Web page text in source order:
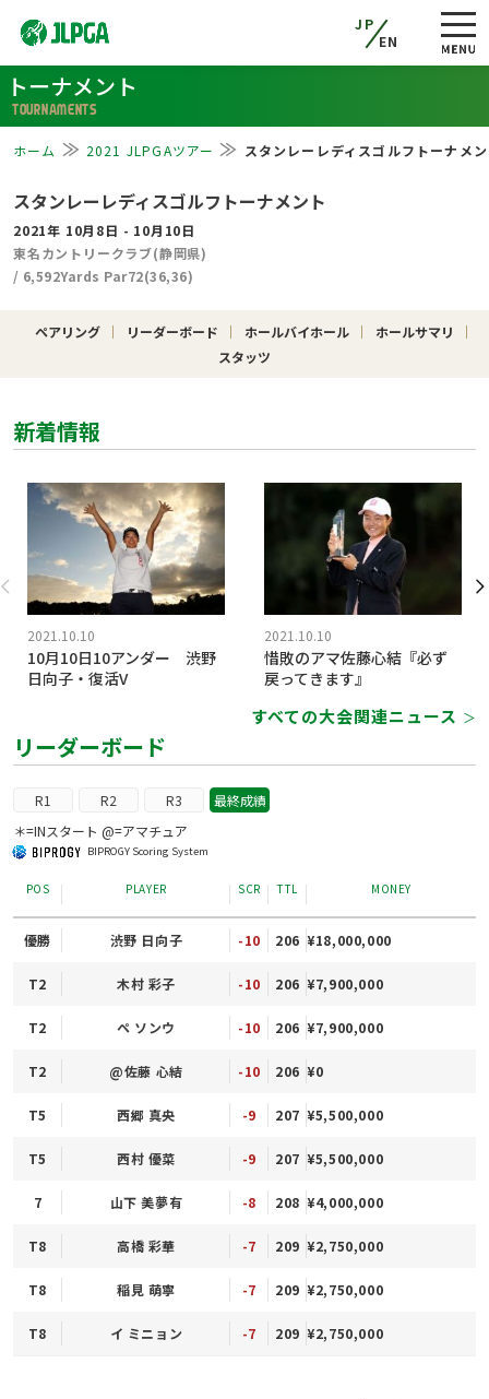
JP
EN
トーナメント
TOURNAMENTS
ホーム 2021 JLPGAツアー スタンレーレディスゴルフトーナメ
スタンレーレディスゴルフトーナメント
2021年 10月8日 - 10月10日
東名カントリークラブ(静岡県)
/ 6,592Yards Par72(36,36)
ペアリング リーダーボード ホールバイホール
ホールサマリ
スタッツ
新着情報
2021.10.10
10月10日10アンダー 渋野
日向子・復活V
2021.10.10
惜敗のアマ佐藤心結『必ず
戻ってきます』
すべての大会関連ニュース ＞
リーダーボード
R1 R2 R3 最終成績
BIPROGY Scoring System
＊=INスタート @=アマチュア
POS PLAYER SCR TTL MONEY
優勝 渋野 日向子 -10 206 ¥18,000,000
T2 木村 彩子 -10 206 ¥7,900,000
T2 ペ ソンウ -10 206 ¥7,900,000
T2 @佐藤 心結 -10 206 ¥0
T5 西郷 真央 -9 207 ¥5,500,000
T5 西村 優菜 -9 207 ¥5,500,000
7 山下 美夢有 -8 208 ¥4,000,000
T8 高橋 彩華 -7 209 ¥2,750,000
T8 稲見 萌寧 -7 209 ¥2,750,000
T8 イ ミニョン -7 209 ¥2,750,000